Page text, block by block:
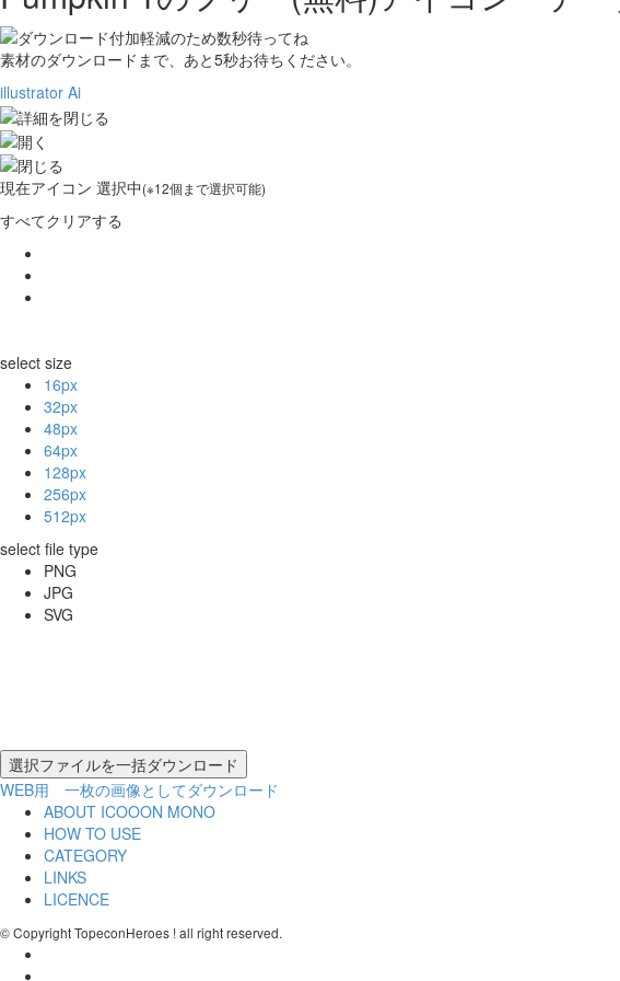
素材のダウンロードまで、あと5秒お待ちください。
illustrator Ai
現在アイコン 選択中(※12個まで選択可能)
すべてクリアする
select size
16px
32px
48px
64px
128px
256px
512px
select file type
PNG
JPG
SVG
WEB用 一枚の画像としてダウンロード
ABOUT ICOOON MONO
HOW TO USE
CATEGORY
LINKS
LICENCE
© Copyright TopeconHeroes ! all right reserved.